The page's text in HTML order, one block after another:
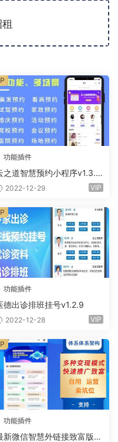
功能插件
之道智慧预约小程序v1.3.0
端
2022-12-29 VIP
功能插件
德出诊排班挂号v1.2.9
2022-12-28 VIP
功能插件
新微信智慧外链接致富版小